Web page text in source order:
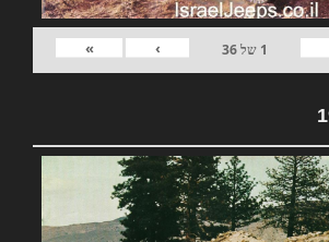
1 של36
›
»